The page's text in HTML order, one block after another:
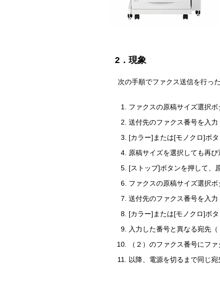
2．現象
次の手順でファクス送信を行っ
ファクスの原稿サイズ選択
送付先のファクス番号を入
[カラー]または[モノクロ]ボ
原稿サイズを選択しても再
[ストップ]ボタンを押して、
ファクスの原稿サイズ選択
送付先のファクス番号を入
[カラー]または[モノクロ]ボ
入力した番号と異なる宛先
（２）のファクス番号にフ
以降、電源を切るまで同じ